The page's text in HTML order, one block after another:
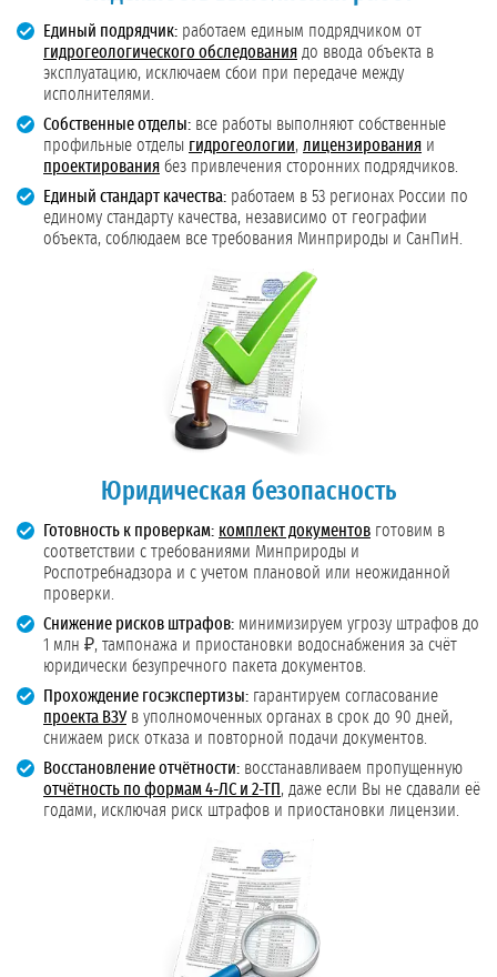
Единый подрядчик: работаем единым подрядчиком от
гидрогеологического обследования до ввода объекта в
эксплуатацию, исключаем сбои при передаче между
исполнителями.
Собственные отделы: все работы выполняют собственные
профильные отделы гидрогеологии, лицензирования и
проектирования без привлечения сторонних подрядчиков.
Единый стандарт качества: работаем в 53 регионах России по
единому стандарту качества, независимо от географии
объекта, соблюдаем все требования Минприроды и СанПиН.
Юридическая безопасность
Готовность к проверкам: комплект документов готовим в
соответствии с требованиями Минприроды и
Роспотребнадзора и с учетом плановой или неожиданной
проверки.
Снижение рисков штрафов: минимизируем угрозу штрафов до
1 млн ₽, тампонажа и приостановки водоснабжения за счёт
юридически безупречного пакета документов.
Прохождение госэкспертизы: гарантируем согласование
проекта ВЗУв уполномоченных органах в срок до 90 дней,
снижаем риск отказа и повторной подачи документов.
Восстановление отчётности: восстанавливаем пропущенную
отчётность по формам 4-ЛС и 2-ТП, даже если Вы не сдавали её
годами, исключая риск штрафов и приостановки лицензии.